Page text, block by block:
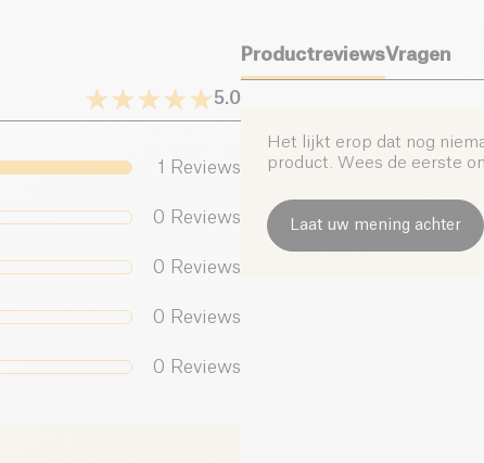
Zout (g)
5.0
1 Reviews
0 Reviews
0 Reviews
0 Reviews
0 Reviews
ProductreviewsVragen
Het lijkt erop dat nog
product. Wees de eerste
Laat uw mening achter